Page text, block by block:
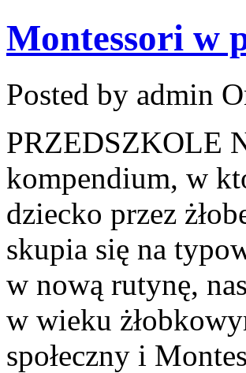
Montessori w
Posted by admin
PRZEDSZKOLE
kompendium, w
dziecko przez
skupia się na
w nową rutynę,
w wieku
społeczny i